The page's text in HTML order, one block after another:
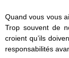
Quand vous vous
Trop souvent de
croient qu’ils
responsabilités